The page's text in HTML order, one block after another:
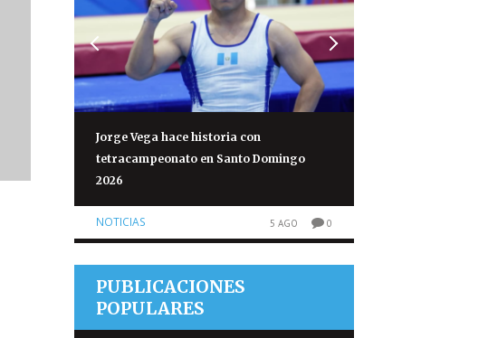
Jorge Vega hace historia con
tetracampeonato en Santo Domingo
2026
NOTICIAS 5 AGO 0
PUBLICACIONES
POPULARES